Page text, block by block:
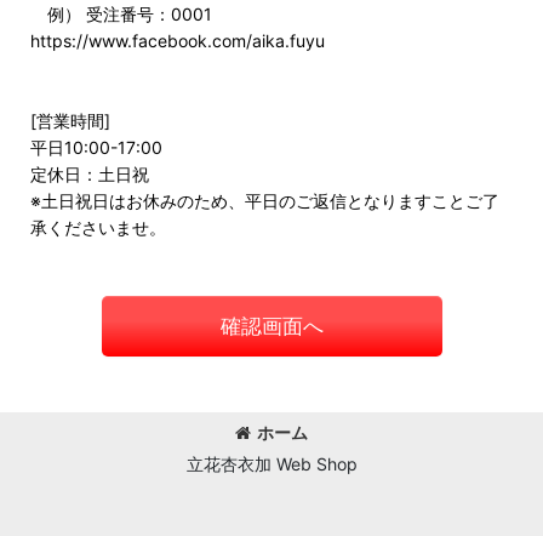
例） 受注番号：0001
https://www.facebook.com/aika.fuyu
[営業時間]
平日10:00-17:00
定休日：土日祝
※土日祝日はお休みのため、平日のご返信となりますことご了
承くださいませ。
確認画面へ
ホーム
立花杏衣加 Web Shop